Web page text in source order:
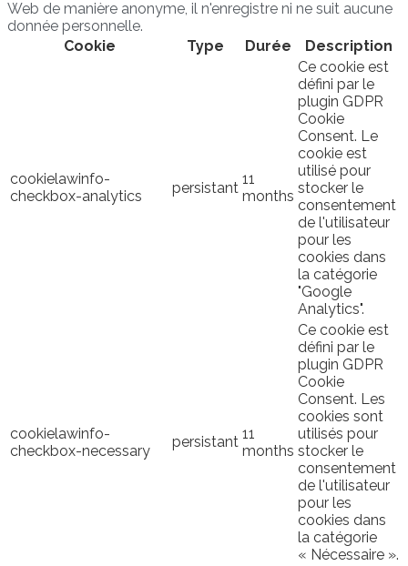
Web de manière anonyme, il n'enregistre ni ne suit aucune
donnée personnelle.
Cookie
Type Durée Description
cookielawinfo-
checkbox-analytics
persistant
11
months
Ce cookie est
défini par le
plugin GDPR
Cookie
Consent. Le
cookie est
utilisé pour
stocker le
consentement
de l'utilisateur
pour les
cookies dans
la catégorie
"Google
Analytics".
cookielawinfo-
checkbox-necessary
persistant 11
months
Ce cookie est
défini par le
plugin GDPR
Cookie
Consent. Les
cookies sont
utilisés pour
stocker le
consentement
de l'utilisateur
pour les
cookies dans
la catégorie
« Nécessaire ».